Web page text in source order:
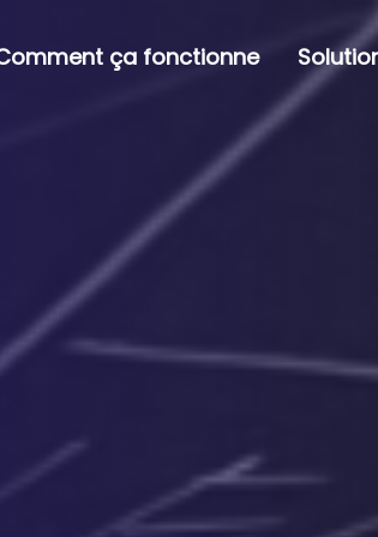
ça fonctionne